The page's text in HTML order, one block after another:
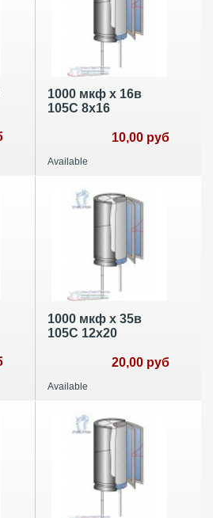
1000 мкф х 16в
105С 8х16
10,00 руб
Available
1000 мкф х 35в
105С 12х20
20,00 руб
Available